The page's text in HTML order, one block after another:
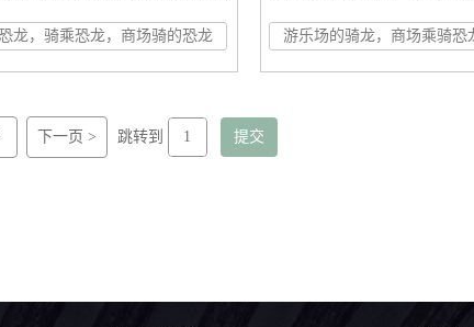
北美洲的美国与加拿大，是最晚
龙，骑乘恐龙，商场骑的恐龙
家则认为特暴龙是独立的属
已被提出，但它们多被认为
游乐场的骑龙，商场乘骑恐
下一页 > 跳转到